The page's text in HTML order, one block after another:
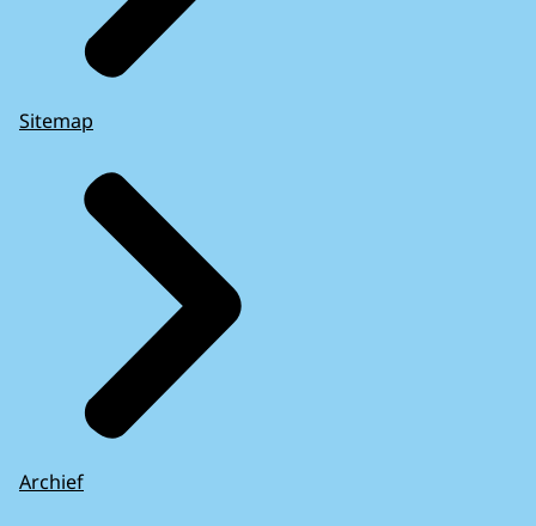
Sitemap
Archief